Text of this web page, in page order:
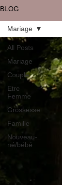
BLOG
All Posts
Mariage
Couple
Etre
Femme
Grossesse
Famille
Nouveau-
né/bébé
Mariage